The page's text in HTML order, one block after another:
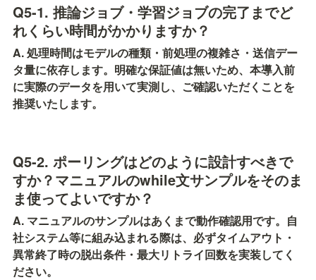
Q5-1. 推論ジョブ・学習ジョブの完了までど
れくらい時間がかかりますか？
A. 処理時間はモデルの種類・前処理の複雑さ・送信デー
タ量に依存します。明確な保証値は無いため、本導入前
に実際のデータを用いて実測し、ご確認いただくことを
推奨いたします。
Q5-2. ポーリングはどのように設計すべきで
すか？マニュアルのwhile文サンプルをそのま
ま使ってよいですか？
A. マニュアルのサンプルはあくまで動作確認用です。自
社システム等に組み込まれる際は、必ずタイムアウト・
異常終了時の脱出条件・最大リトライ回数を実装してく
ださい。